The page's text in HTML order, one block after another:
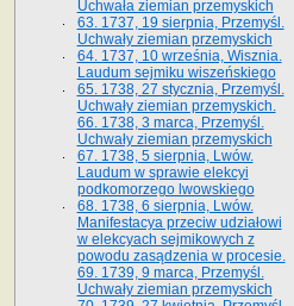
Uchwała ziemian przemyskich
63. 1737, 19 sierpnia, Przemyśl.
Uchwały ziemian przemyskich
64. 1737, 10 września, Wisznia.
Laudum sejmiku wiszeńskiego
65. 1738, 27 stycznia, Przemyśl.
Uchwały ziemian przemyskich­­.
66. 1738, 3 marca, Przemyśl.
Uchwały ziemian przemyskich­
67. 1738, 5 sierpnia, Lwów.
Laudum w sprawie elekcyi
podkomorzego lwowskiego
68. 1738, 6 sierpnia, Lwów.
Manifestacya przeciw udziałowi
w elekcyach sejmikowych z
powodu zasądzenia w procesie.
69. 1739, 9 marca, Przemyśl.
Uchwały ziemian przemyskich